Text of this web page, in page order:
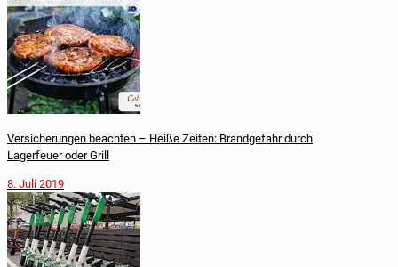
Versicherungen beachten – Heiße Zeiten: Brandgefahr durch
Lagerfeuer oder Grill
8. Juli 2019